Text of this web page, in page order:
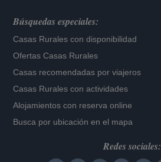
Búsquedas especiales:
Casas Rurales con disponibilidad
Ofertas Casas Rurales
Casas recomendadas por viajeros
Casas Rurales con actividades
Alojamientos con reserva online
Busca por ubicación en el mapa
Redes sociales: